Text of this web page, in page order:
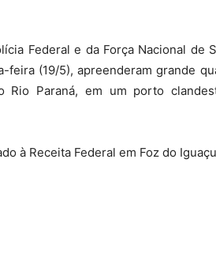
Federal e da Força Nacional de
(19/5), apreenderam grande
Rio Paraná, em um porto
à Receita Federal em Foz do